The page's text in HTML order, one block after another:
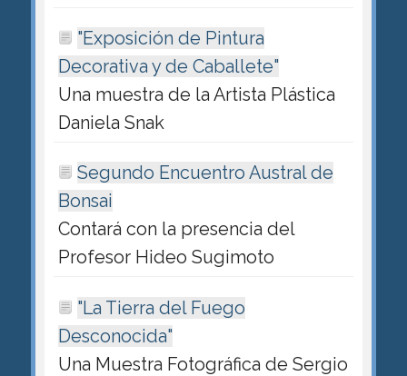
"Exposición de Pintura
Decorativa y de Caballete"
Una muestra de la Artista Plástica
Daniela Snak
Segundo Encuentro Austral de
Bonsai
Contará con la presencia del
Profesor Hideo Sugimoto
"La Tierra del Fuego
Desconocida"
Una Muestra Fotográfica de Sergio